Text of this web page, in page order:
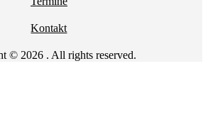
Kontakt
© 2026 . All rights reserved.